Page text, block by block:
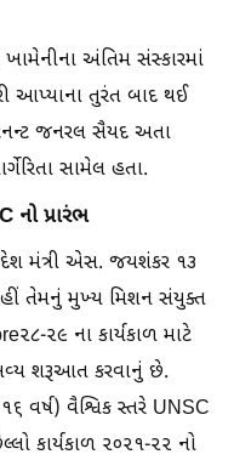
અંતિમ સંસ્કારમાં
આપ્યાના તુરંત બાદ થઈ
જનરલ સૈયદ અતા
સામેલ હતા.
નો પ્રારંભ
મંત્રી એસ. જયશંકર ૧૩
તેમનું મુખ્ય મિશન સંયુક્ત
૨૯ ના કાર્યકાળ માટે
ભવ્ય શરૂઆત કરવાનું છે.
વર્ષ) વૈશ્વિક સ્તરે UNSC
કાર્યકાળ ૨૦૨૧-૨૨ નો